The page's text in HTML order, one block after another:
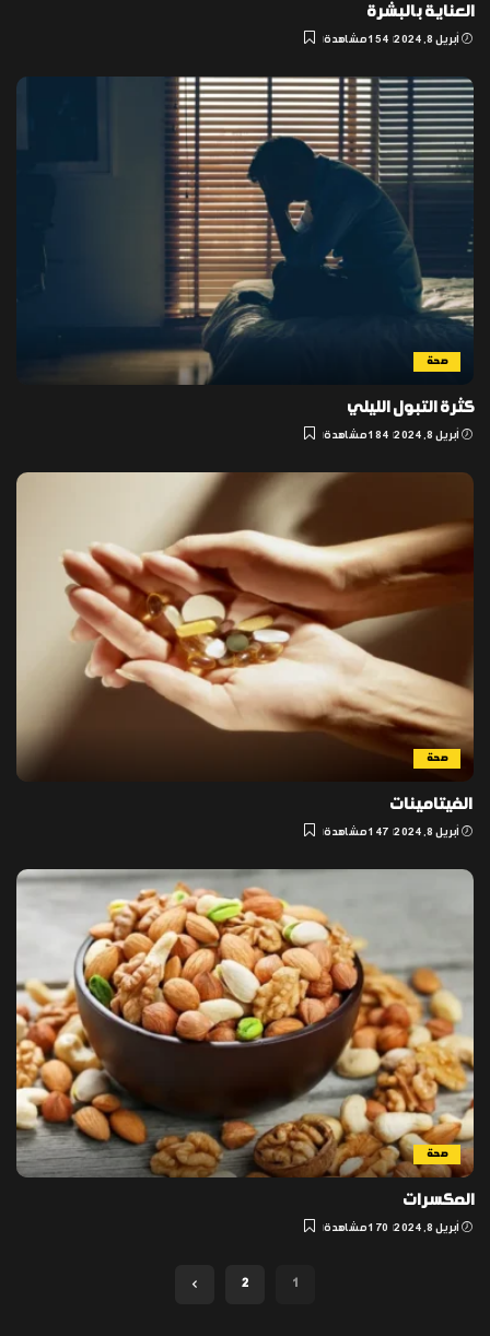
العناية بالبشرة
أبريل 8, 2024 154 مشاهدة
صحة
كثرة التبول الليلي
أبريل 8, 2024 184 مشاهدة
صحة
الفيتامينات
أبريل 8, 2024 147 مشاهدة
صحة
المكسرات
أبريل 8, 2024 170 مشاهدة
1
2